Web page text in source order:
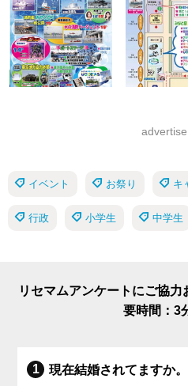
イベント お祭り キ
行政 小学生 中学生
リセマムアンケートにご協
要時間：3
現在結婚されてますか。